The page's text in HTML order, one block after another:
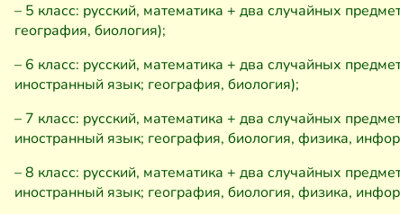
– 5 класс: русский, математика + два случайных
география, биология);
– 6 класс: русский, математика + два случайных
иностранный язык; география, биология);
– 7 класс: русский, математика + два случайных
иностранный язык; география, биология, физика,
– 8 класс: русский, математика + два случайных
иностранный язык; география, биология, физика,